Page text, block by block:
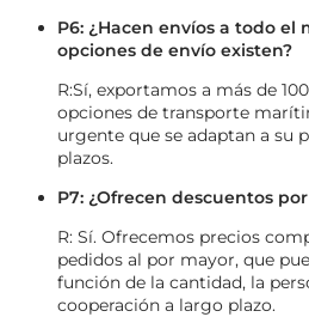
P6: ¿Hacen envíos a todo el
opciones de envío existen?
R:Sí, exportamos a más de
opciones de transporte
urgente que se adaptan a su
plazos.
P7: ¿Ofrecen descuentos
R: Sí. Ofrecemos precios
pedidos al por mayor, que
función de la cantidad, la
cooperación a largo plazo.